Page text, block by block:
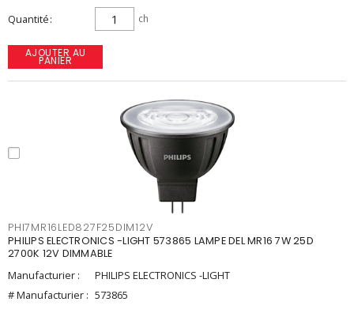
Quantité ch
AJOUTER AU
PANIER
PHI7MR16LED827F25DIM12V
PHILIPS ELECTRONICS -LIGHT 573865 LAMPE DEL MR16 7W 25D
2700K 12V DIMMABLE
Manufacturier :
PHILIPS ELECTRONICS -LIGHT
# Manufacturier : 573865